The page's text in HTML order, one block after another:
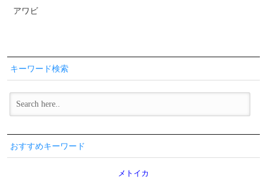
アワビ
キーワード検索
おすすめキーワード
メトイカ